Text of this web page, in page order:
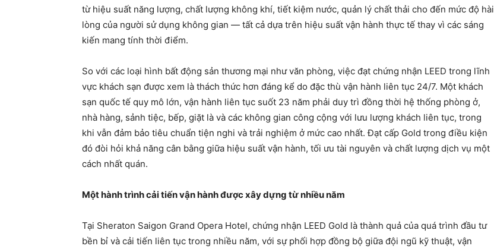
từ hiệu suất năng lượng, chất lượng không khí, tiết kiệm nước, quản lý chất thải cho đến mức độ hài
lòng của người sử dụng không gian — tất cả dựa trên hiệu suất vận hành thực tế thay vì các sáng
kiến mang tính thời điểm.
So với các loại hình bất động sản thương mại như văn phòng, việc đạt chứng nhận LEED trong lĩnh
vực khách sạn được xem là thách thức hơn đáng kể do đặc thù vận hành liên tục 24/7. Một khách
sạn quốc tế quy mô lớn, vận hành liên tục suốt 23 năm phải duy trì đồng thời hệ thống phòng ở,
nhà hàng, sảnh tiệc, bếp, giặt là và các không gian công cộng với lưu lượng khách liên tục, trong
khi vẫn đảm bảo tiêu chuẩn tiện nghi và trải nghiệm ở mức cao nhất. Đạt cấp Gold trong điều kiện
đó đòi hỏi khả năng cân bằng giữa hiệu suất vận hành, tối ưu tài nguyên và chất lượng dịch vụ một
cách nhất quán.
Một hành trình cải tiến vận hành được xây dựng từ nhiều năm
Tại Sheraton Saigon Grand Opera Hotel, chứng nhận LEED Gold là thành quả của quá trình đầu tư
bền bỉ và cải tiến liên tục trong nhiều năm, với sự phối hợp đồng bộ giữa đội ngũ kỹ thuật, vận